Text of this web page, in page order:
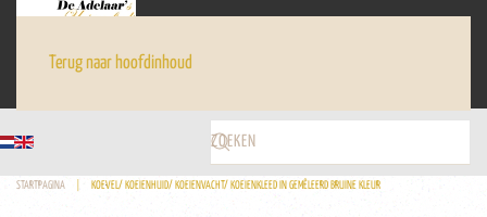
Terug naar hoofdinhoud
STARTPAGINA KOEVEL/ KOEIENHUID/ KOEIENVACHT/ KOEIENKLEED IN GEMÊLEERD BRUINE KLEUR